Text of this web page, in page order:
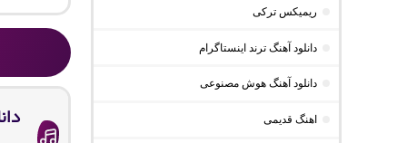
ریمیکس ترکی
دانلود آهنگ ترند اینستاگرام
دانلود آهنگ هوش مصنوعی
اهنگ قدیمی